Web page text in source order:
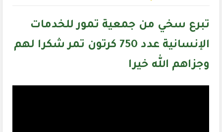
تبرع سخي من جمعية تمور للخدمات
الإنسانية عدد 750 كرتون تمر شكرا لهم
وجزاهم الله خيرا